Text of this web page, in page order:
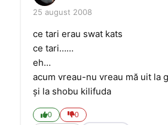
25 august 2008
ce tari erau swat kats
ce tari……
eh…
acum vreau-nu vreau mă uit la
şi la shobu kilifuda
0 0